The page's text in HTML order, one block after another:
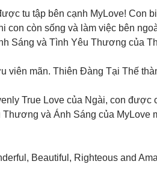
tu tập bên cạnh MyLove! Con
con còn sống và làm việc bên
Sáng và Tình Yêu Thương của
viên mãn. Thiên Đàng Tại Thế
True Love của Ngài, con được
và Ánh Sáng của MyLove
Beautiful, Righteous and